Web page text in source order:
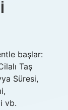
başlar:
Taş
Süresi,
vb.